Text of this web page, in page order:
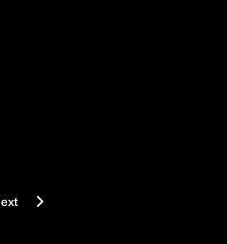
article: Jasa Mobile DJ | DJ For Hire